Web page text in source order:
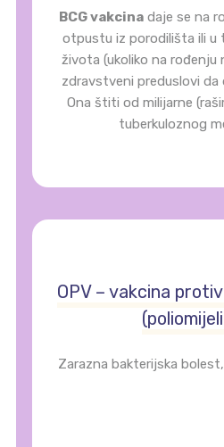
BCG vakcina daje se na
otpustu iz porodilišta ili u
života (ukoliko na rođenju
zdravstveni preduslovi da
Ona štiti od milijarne
tuberkuloznog
OPV – vakcina
Zarazna bakterijska